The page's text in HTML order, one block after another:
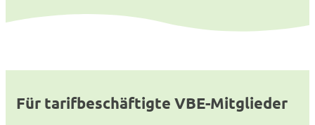
Für tarifbeschäftigte VBE-Mitglieder